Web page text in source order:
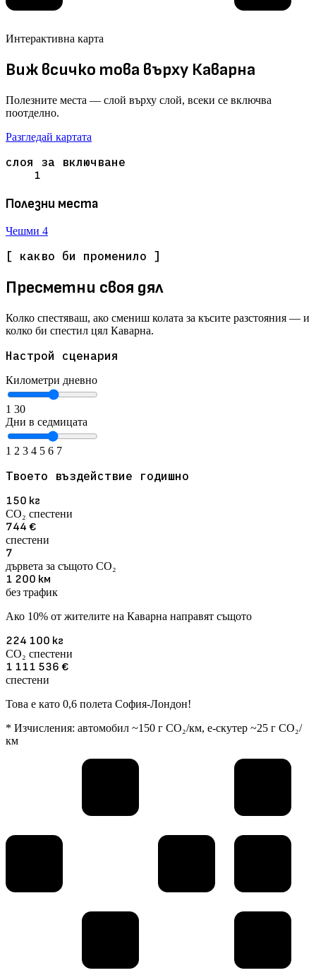
Интерактивна карта
Виж всичко това върху Каварна
Полезните места — слой върху слой, всеки се включва
поотделно.
Разгледай картата
слоя за включване
1
Полезни места
Чешми 4
[ какво би променило ]
Пресметни своя дял
Колко спестяваш, ако смениш колата за късите разстояния — и
колко би спестил цял Каварна.
Настрой сценария
Километри дневно
1 30
Дни в седмицата
1 2 3 4 5 6 7
Твоето въздействие годишно
150 кг
CO₂ спестени
744 €
спестени
7
дървета за същото CO₂
1 200 км
без трафик
Ако 10% от жителите на Каварна направят същото
224 100 кг
CO₂ спестени
1 111 536 €
спестени
Това е като 0,6 полета София-Лондон!
* Изчисления: автомобил ~150 г CO₂/км, е-скутер ~25 г CO₂/
км